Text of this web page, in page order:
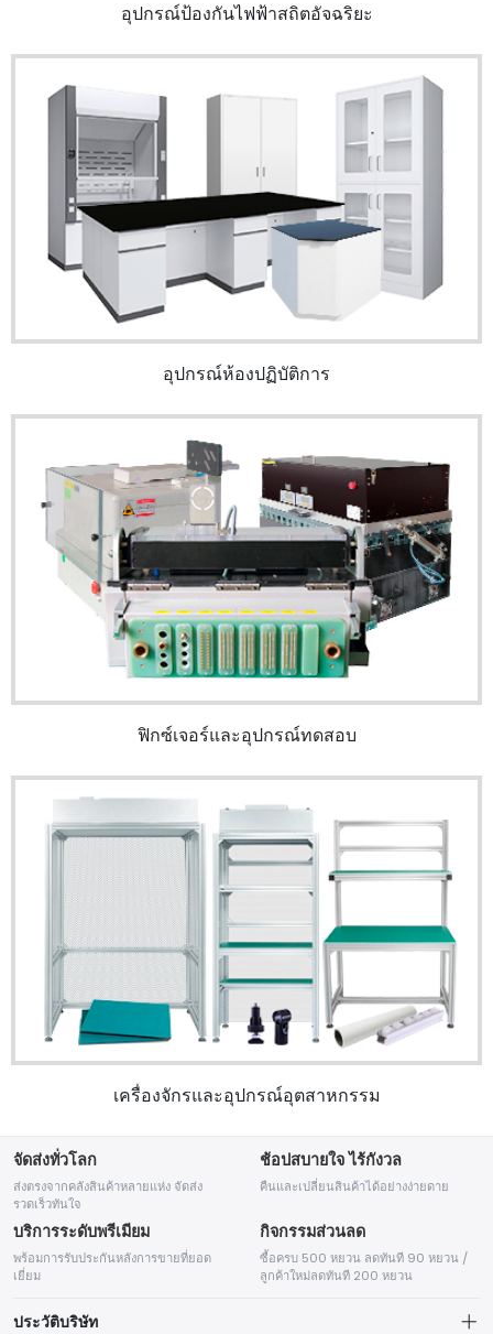
อุปกรณ์ป้องกันไฟฟ้าสถิตอัจฉริยะ
อุปกรณ์ห้องปฏิบัติการ
ฟิกซ์เจอร์และอุปกรณ์ทดสอบ
เครื่องจักรและอุปกรณ์อุตสาหกรรม
จัดส่งทั่วโลก
ส่งตรงจากคลังสินค้าหลายแห่ง จัดส่ง
รวดเร็วทันใจ
ช้อปสบายใจ ไร้กังวล
คืนและเปลี่ยนสินค้าได้อย่างง่ายดาย
บริการระดับพรีเมียม
พร้อมการรับประกันหลังการขายที่ยอด
เยี่ยม
กิจกรรมส่วนลด
ซื้อครบ 500 หยวน ลดทันที 90 หยวน /
ลูกค้าใหม่ลดทันที 200 หยวน
ประวัติบริษัท